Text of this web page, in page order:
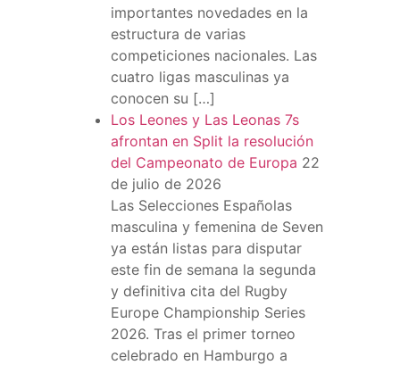
importantes novedades en la
estructura de varias
competiciones nacionales. Las
cuatro ligas masculinas ya
conocen su […]
Los Leones y Las Leonas 7s
afrontan en Split la resolución
del Campeonato de Europa 22
de julio de 2026
Las Selecciones Españolas
masculina y femenina de Seven
ya están listas para disputar
este fin de semana la segunda
y definitiva cita del Rugby
Europe Championship Series
2026. Tras el primer torneo
celebrado en Hamburgo a